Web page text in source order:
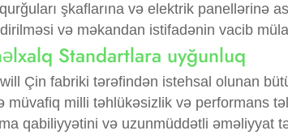
şkaflarına və elektrik panellərinə
və məkandan istifadənin vacib
Standartlara uyğunluq
Çin fabriki tərəfindən istehsal olunan
müvafiq milli təhlükəsizlik və performans
qabiliyyətini və uzunmüddətli əməliyyat